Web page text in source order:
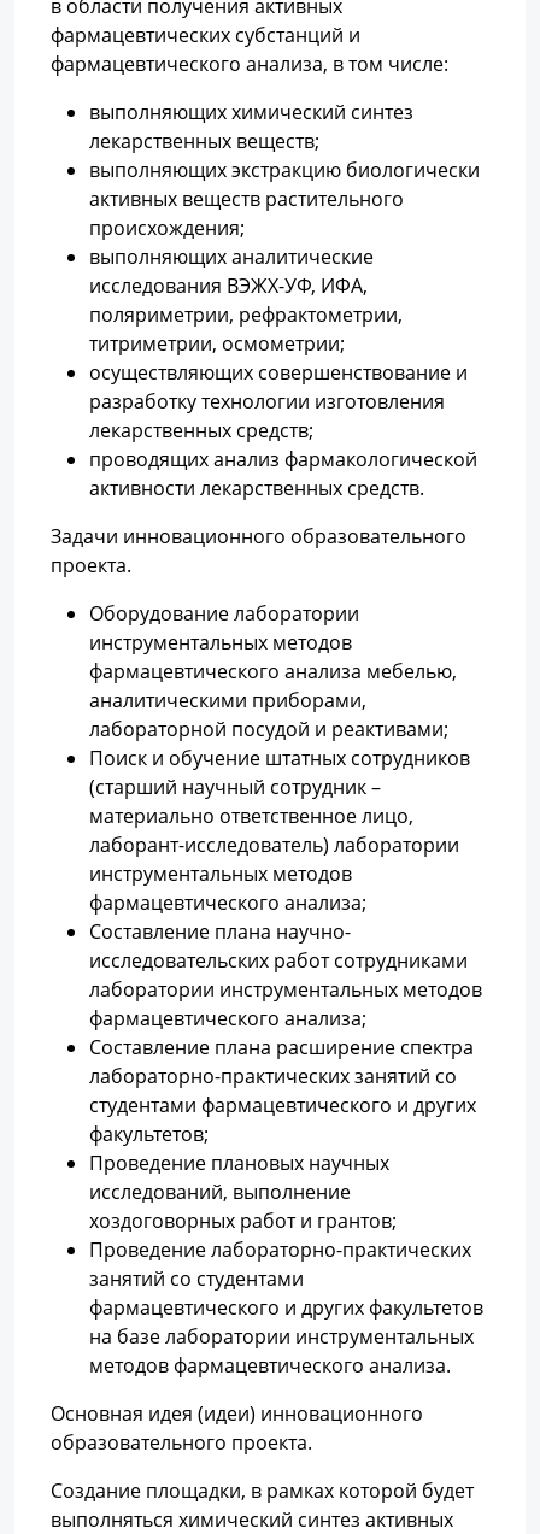
в области получения активных
фармацевтических субстанций и
фармацевтического анализа, в том числе:
выполняющих химический синтез
лекарственных веществ;
выполняющих экстракцию биологически
активных веществ растительного
происхождения;
выполняющих аналитические
исследования ВЭЖХ-УФ, ИФА,
поляриметрии, рефрактометрии,
титриметрии, осмометрии;
осуществляющих совершенствование и
разработку технологии изготовления
лекарственных средств;
проводящих анализ фармакологической
активности лекарственных средств.
Задачи инновационного образовательного
проекта.
Оборудование лаборатории
инструментальных методов
фармацевтического анализа мебелью,
аналитическими приборами,
лабораторной посудой и реактивами;
Поиск и обучение штатных сотрудников
(старший научный сотрудник –
материально ответственное лицо,
лаборант-исследователь) лаборатории
инструментальных методов
фармацевтического анализа;
Составление плана научно-
исследовательских работ сотрудниками
лаборатории инструментальных методов
фармацевтического анализа;
Составление плана расширение спектра
лабораторно-практических занятий со
студентами фармацевтического и других
факультетов;
Проведение плановых научных
исследований, выполнение
хоздоговорных работ и грантов;
Проведение лабораторно-практических
занятий со студентами
фармацевтического и других факультетов
на базе лаборатории инструментальных
методов фармацевтического анализа.
Основная идея (идеи) инновационного
образовательного проекта.
Создание площадки, в рамках которой будет
выполняться химический синтез активных